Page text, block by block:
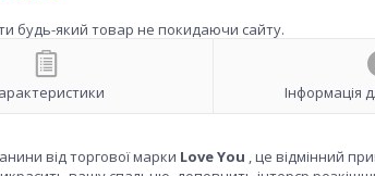
будь-який товар не покидаючи сайту.
Інформація
від торгової марки Love You , це відмінний